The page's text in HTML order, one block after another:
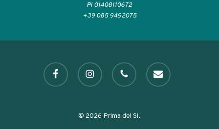
PI 01408110672
+39 085 9492075
facebook instagram phone email
© 2026 Prima del Si.